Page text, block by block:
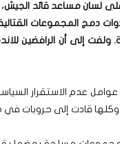
لسان مساعد قائد الجيش،
دمج المجموعات
ولفت إلى أن الرافضين
عوامل عدم الاستقرار
وكلها قادت إلى حروبات